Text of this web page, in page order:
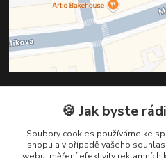
Kontakty
Věra Hédervári
🍪 Jak byste
Soubory cookies používáme ke
shopu a v případě vašeho
webu, měření efektivity reklamních